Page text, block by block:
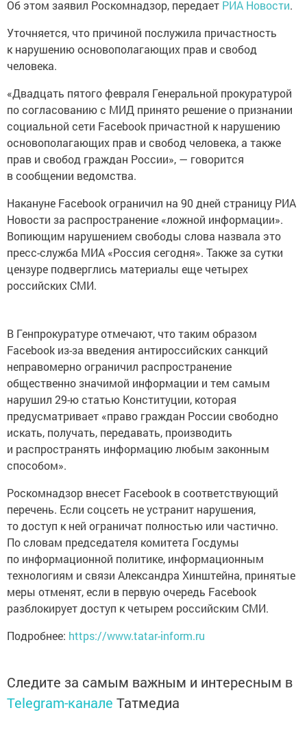
Об этом заявил Роскомнадзор, передает РИА Новости.
Уточняется, что причиной послужила причастность
к нарушению основополагающих прав и свобод
человека.
«Двадцать пятого февраля Генеральной прокуратурой
по согласованию с МИД принято решение о признании
социальной сети Facebook причастной к нарушению
основополагающих прав и свобод человека, а также
прав и свобод граждан России», — говорится
в сообщении ведомства.
Накануне Facebook ограничил на 90 дней страницу РИА
Новости за распространение «ложной информации».
Вопиющим нарушением свободы слова назвала это
пресс-служба МИА «Россия сегодня». Также за сутки
цензуре подверглись материалы еще четырех
российских СМИ.
В Генпрокуратуре отмечают, что таким образом
Facebook из-за введения антироссийских санкций
неправомерно ограничил распространение
общественно значимой информации и тем самым
нарушил 29-ю статью Конституции, которая
предусматривает «право граждан России свободно
искать, получать, передавать, производить
и распространять информацию любым законным
способом».
Роскомнадзор внесет Facebook в соответствующий
перечень. Если соцсеть не устранит нарушения,
то доступ к ней ограничат полностью или частично.
По словам председателя комитета Госдумы
по информационной политике, информационным
технологиям и связи Александра Хинштейна, принятые
меры отменят, если в первую очередь Facebook
разблокирует доступ к четырем российским СМИ.
Подробнее: https://www.tatar-inform.ru
Следите за самым важным и интересным в
Telegram-канале Татмедиа